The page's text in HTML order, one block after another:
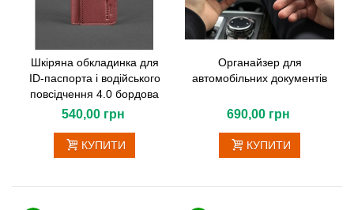
Шкіряна обкладинка для
ID-паспорта і водійського
повсідчення 4.0 бордова
540,00 грн
КУПИТИ
Органайзер для
автомобільних документів
690,00 грн
КУПИТИ